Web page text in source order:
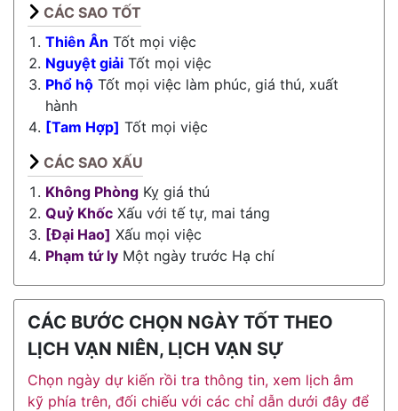
CÁC SAO TỐT
Thiên Ân Tốt mọi việc
Nguyệt giải Tốt mọi việc
Phổ hộ Tốt mọi việc làm phúc, giá thú, xuất
hành
[Tam Hợp] Tốt mọi việc
CÁC SAO XẤU
Không Phòng Kỵ giá thú
Quỷ Khốc Xấu với tế tự, mai táng
[Đại Hao] Xấu mọi việc
Phạm tứ ly Một ngày trước Hạ chí
CÁC BƯỚC CHỌN NGÀY TỐT THEO
LỊCH VẠN NIÊN, LỊCH VẠN SỰ
Chọn ngày dự kiến rồi tra thông tin, xem lịch âm
kỹ phía trên, đối chiếu với các chỉ dẫn dưới đây để